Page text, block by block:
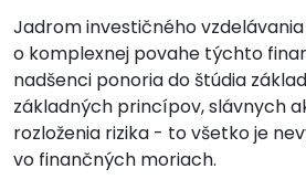
Jadrom investičného
o komplexnej povahe týchto
nadšenci ponoria do štúdia
základných princípov, slávnych
rozloženia rizika - to všetko je
vo finančných moriach.